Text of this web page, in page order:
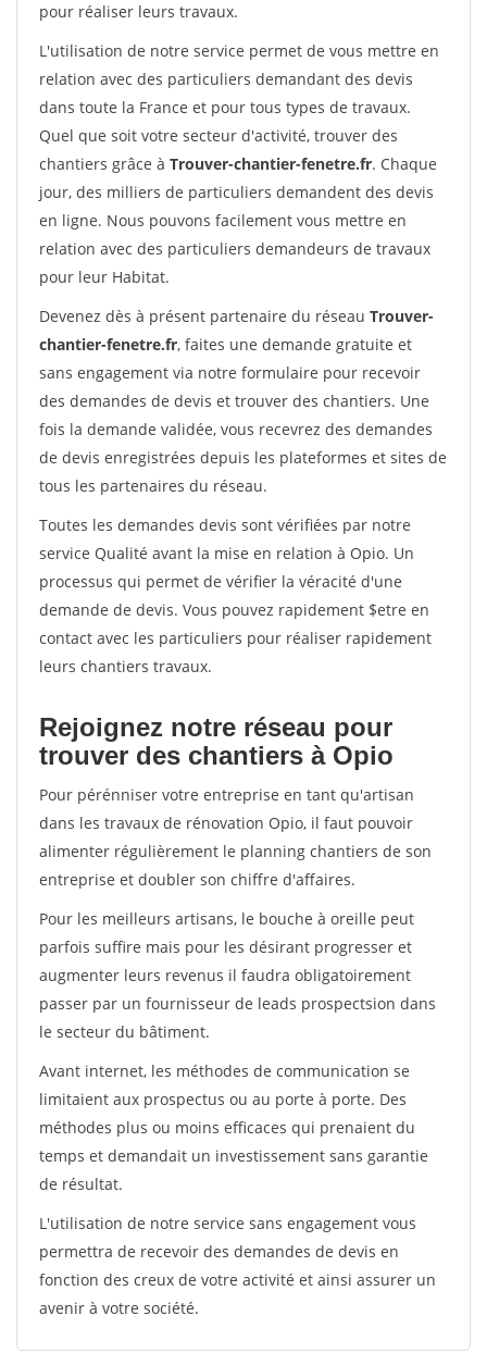
pour réaliser leurs travaux.
L'utilisation de notre service permet de vous mettre en
relation avec des particuliers demandant des devis
dans toute la France et pour tous types de travaux.
Quel que soit votre secteur d'activité, trouver des
chantiers grâce à Trouver-chantier-fenetre.fr. Chaque
jour, des milliers de particuliers demandent des devis
en ligne. Nous pouvons facilement vous mettre en
relation avec des particuliers demandeurs de travaux
pour leur Habitat.
Devenez dès à présent partenaire du réseau Trouver-
chantier-fenetre.fr, faites une demande gratuite et
sans engagement via notre formulaire pour recevoir
des demandes de devis et trouver des chantiers. Une
fois la demande validée, vous recevrez des demandes
de devis enregistrées depuis les plateformes et sites de
tous les partenaires du réseau.
Toutes les demandes devis sont vérifiées par notre
service Qualité avant la mise en relation à Opio. Un
processus qui permet de vérifier la véracité d'une
demande de devis. Vous pouvez rapidement $etre en
contact avec les particuliers pour réaliser rapidement
leurs chantiers travaux.
Rejoignez notre réseau pour
trouver des chantiers à Opio
Pour pérénniser votre entreprise en tant qu'artisan
dans les travaux de rénovation Opio, il faut pouvoir
alimenter régulièrement le planning chantiers de son
entreprise et doubler son chiffre d'affaires.
Pour les meilleurs artisans, le bouche à oreille peut
parfois suffire mais pour les désirant progresser et
augmenter leurs revenus il faudra obligatoirement
passer par un fournisseur de leads prospectsion dans
le secteur du bâtiment.
Avant internet, les méthodes de communication se
limitaient aux prospectus ou au porte à porte. Des
méthodes plus ou moins efficaces qui prenaient du
temps et demandait un investissement sans garantie
de résultat.
L'utilisation de notre service sans engagement vous
permettra de recevoir des demandes de devis en
fonction des creux de votre activité et ainsi assurer un
avenir à votre société.